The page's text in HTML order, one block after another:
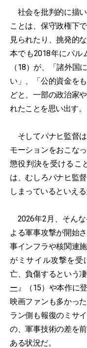
社会を批判的に描
ことは、保守政権下
見られたり、挑発的
本でも2018年にパル
（18）が、「諸外国
い」、「公的資金を
どと、一部の政治家
れたことを思い出す。
そしてパナヒ監督
モーションをおこな
懲役判決を受けるこ
は、むしろパナヒ監
しまっているといえる
2026年2月、そんな
よる軍事攻撃が開始
事インフラや核関連
がミサイル攻撃を受
亡、負傷するという
ー 』（15）や本作に
映画ファンも多かっ
ラン側も報復のミサ
の、軍事技術の差を
ある状況だ。